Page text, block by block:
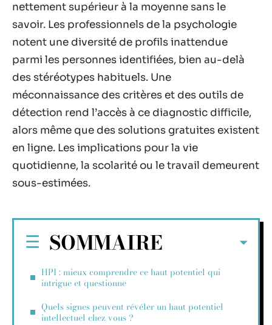
nettement supérieur à la moyenne sans le
savoir. Les professionnels de la psychologie
notent une diversité de profils inattendue
parmi les personnes identifiées, bien au-delà
des stéréotypes habituels. Une
méconnaissance des critères et des outils de
détection rend l’accès à ce diagnostic difficile,
alors même que des solutions gratuites existent
en ligne. Les implications pour la vie
quotidienne, la scolarité ou le travail demeurent
sous-estimées.
SOMMAIRE
HPI : mieux comprendre ce haut potentiel qui
intrigue et questionne
Quels signes peuvent révéler un haut potentiel
intellectuel chez vous ?